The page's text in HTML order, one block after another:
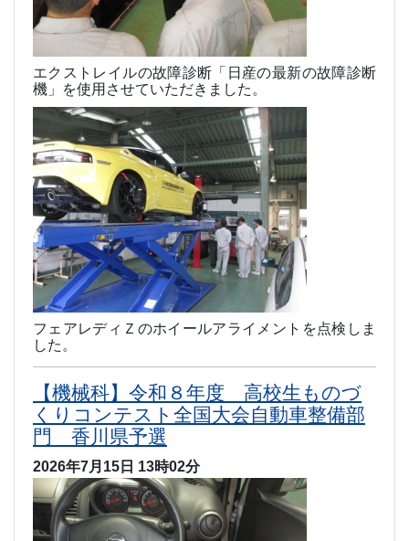
エクストレイルの故障診断「日産の最新の故障診断
機」を使用させていただきました。
フェアレディＺのホイールアライメントを点検しま
した。
【機械科】令和８年度 高校生ものづ
くりコンテスト全国大会自動車整備部
門 香川県予選
2026年7月15日 13時02分